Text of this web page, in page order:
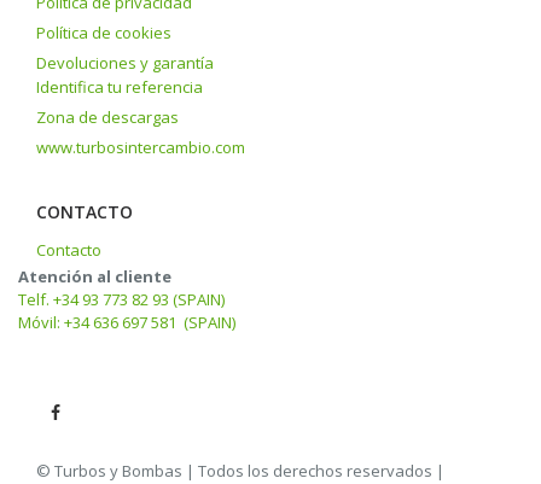
Política de cookies
Devoluciones y garantía
Identifica tu referencia
Zona de descargas
www.turbosintercambio.com
CONTACTO
Contacto
Atención al cliente
Telf. +34 93 773 82 93 (SPAIN)
Móvil: +34 636 697 581 (SPAIN)
© Turbos y Bombas | Todos los derechos reservados |